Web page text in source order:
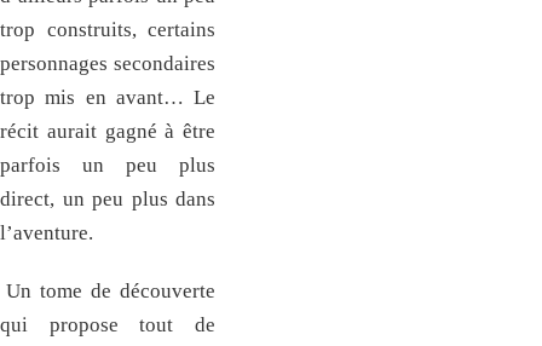
trop construits, certains
personnages secondaires
trop mis en avant… Le
récit aurait gagné à être
parfois un peu plus
direct, un peu plus dans
l’aventure.
Un tome de découverte
qui propose tout de